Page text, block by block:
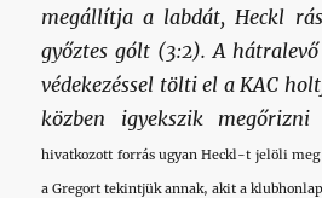
megállítja a labdát, Heckl
győztes gólt (3:2). A
védekezéssel tölti el a KAC
közben igyekszik megőrizni
hivatkozott forrás ugyan Heckl-t jelöli
a Gregort tekintjük annak, akit a